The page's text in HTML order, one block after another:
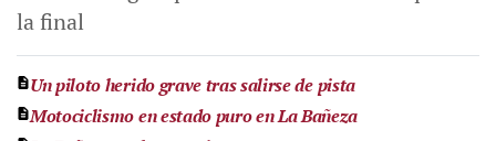
la final
Un piloto herido grave tras salirse de pista
Motociclismo en estado puro en La Bañeza